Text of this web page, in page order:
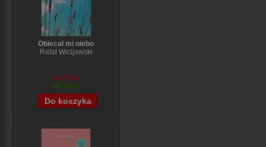
Obiecał mi niebo
Rafał Wicijowski
57,70 zł
46,36 zł